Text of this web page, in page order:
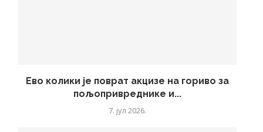
Ево колики је поврат акцизе на гориво за
пољопривреднике и...
7. јул 2026.